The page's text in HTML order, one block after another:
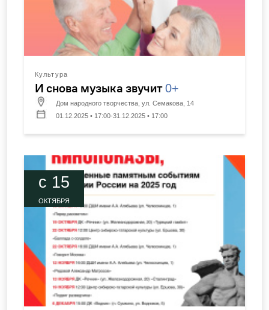
Культура
И снова музыка звучит0+
Дом народного творчества, ул. Семакова, 14
01.12.2025 • 17:00-31.12.2025 • 17:00
c 15
ОКТЯБРЯ